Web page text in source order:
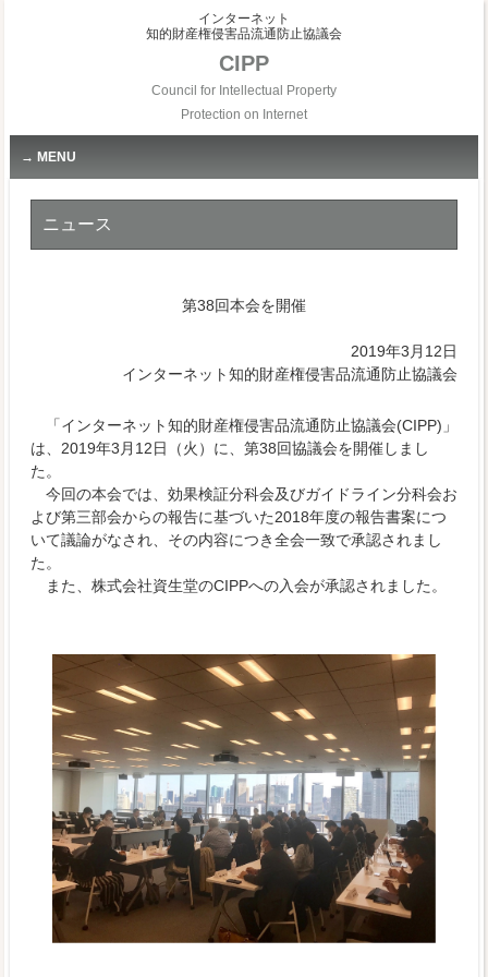
インターネット
知的財産権侵害品流通防止協議会
CIPP
Council for Intellectual Property
Protection on Internet
MENU
ニュース
第38回本会を開催
2019年3月12日
インターネット知的財産権侵害品流通防止協議会
「インターネット知的財産権侵害品流通防止協議会(CIPP)」
は、2019年3月12日（火）に、第38回協議会を開催しまし
た。
今回の本会では、効果検証分科会及びガイドライン分科会お
よび第三部会からの報告に基づいた2018年度の報告書案につ
いて議論がなされ、その内容につき全会一致で承認されまし
た。
また、株式会社資生堂のCIPPへの入会が承認されました。